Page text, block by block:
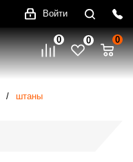
Войти
0 0 0
штаны